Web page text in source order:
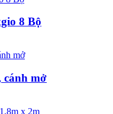
8 Bộ
cánh mở